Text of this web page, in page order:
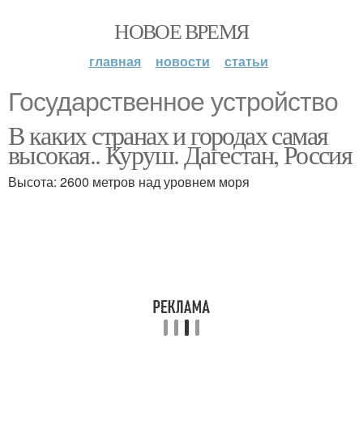
НОВОЕ ВРЕМЯ
главная новости статьи
Государственное устройство
В каких странах и городах самая
высокая.. Куруш. Дагестан, Россия
Высота: 2600 метров над уровнем моря